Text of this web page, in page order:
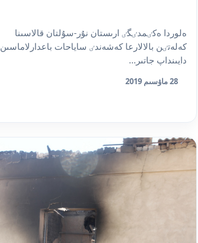
ەلوردا ەكٸمدٸگٸ ارىستان نۇر-سۇلتان قالاسىنا
كەلەتٸن بالالارعا كەشەندٸ ساياحات باعدارلاماسىن
دايىنداپ جاتىر...
28 ماۋسىم 2019